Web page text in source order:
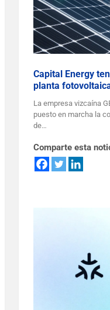
Capital Energy
planta
La empresa vizcaína
puesto en marcha la
de…
Comparte esta